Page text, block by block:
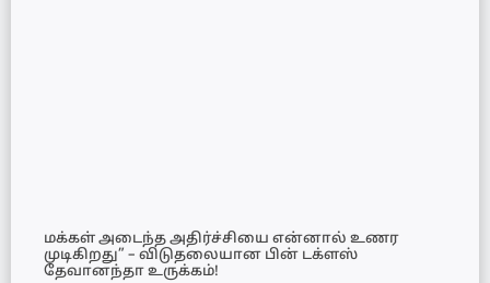
மக்கள் அடைந்த அதிர்ச்சியை என்னால் உணர
முடிகிறது” – விடுதலையான பின் டக்ளஸ்
தேவானந்தா உருக்கம்!